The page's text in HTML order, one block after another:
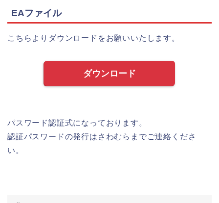
EAファイル
こちらよりダウンロードをお願いいたします。
ダウンロード
パスワード認証式になっております。
認証パスワードの発行はさわむらまでご連絡くださ
い。